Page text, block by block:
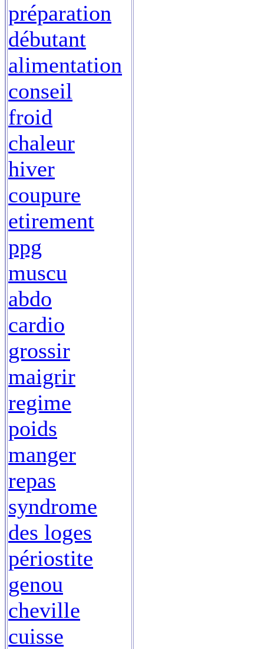
préparation
débutant
alimentation
conseil
froid
chaleur
hiver
coupure
etirement
ppg
muscu
abdo
cardio
grossir
maigrir
regime
poids
manger
repas
syndrome
des loges
périostite
genou
cheville
cuisse